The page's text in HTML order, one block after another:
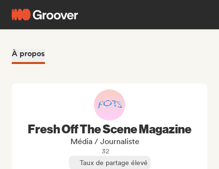
À propos
Fresh Off The Scene Magazine
Média / Journaliste
32
Taux de partage élevé